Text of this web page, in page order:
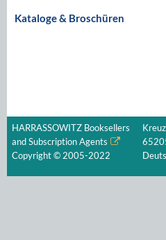
Kataloge & Broschüren
HARRASSOWITZ Booksellers
and Subscription Agents
Copyright © 2005-2022